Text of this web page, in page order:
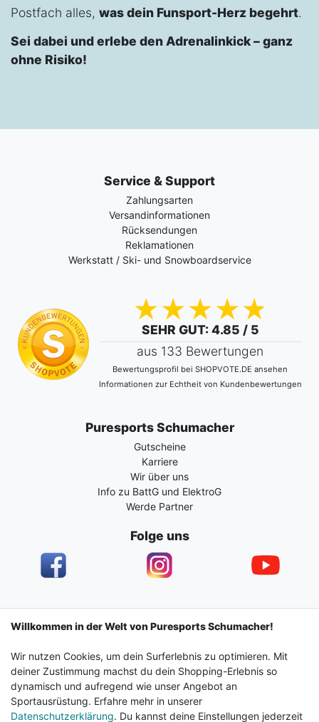
Postfach alles, was dein Funsport-Herz begehrt.
Sei dabei und erlebe den Adrenalinkick – ganz
ohne Risiko!
Service & Support
Zahlungsarten
Versandinformationen
Rücksendungen
Reklamationen
Werkstatt / Ski- und Snowboardservice
SEHR GUT: 4.85 / 5
aus 133 Bewertungen
Bewertungsprofil bei SHOPVOTE.DE ansehen
Informationen zur Echtheit von Kundenbewertungen
Puresports Schumacher
Gutscheine
Karriere
Wir über uns
Info zu BattG und ElektroG
Werde Partner
Folge uns
Impressum Daten­schutz­erklärung AGB
Barrierefreiheitserklärung Widerrufs­recht
Vertrag widerrufen Kontakt
Willkommen in der Welt von Puresports Schumacher!
Wir nutzen Cookies, um dein Surferlebnis zu optimieren. Mit
deiner Zustimmung machst du dein Shopping-Erlebnis so
dynamisch und aufregend wie unser Angebot an
Sportausrüstung. Erfahre mehr in unserer
Datenschutzerklärung. Du kannst deine Einstellungen jederzeit